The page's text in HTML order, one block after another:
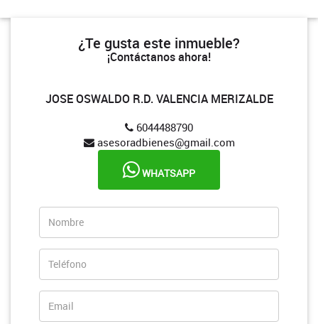
¿Te gusta este inmueble?
¡Contáctanos ahora!
JOSE OSWALDO R.D. VALENCIA MERIZALDE
6044488790
asesoradbienes@gmail.com
WHATSAPP